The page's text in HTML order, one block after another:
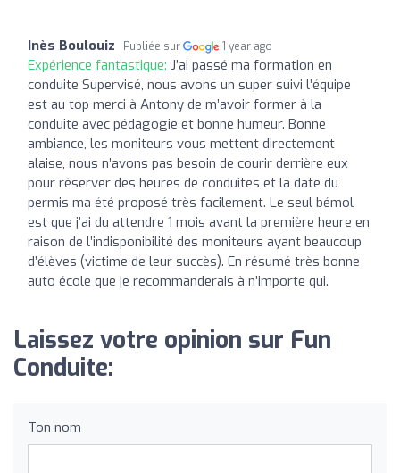
Inès Boulouiz Publiée sur 1 year ago
Expérience fantastique: J’ai passé ma formation en
conduite Supervisé, nous avons un super suivi l’équipe
est au top merci à Antony de m’avoir former à la
conduite avec pédagogie et bonne humeur. Bonne
ambiance, les moniteurs vous mettent directement
alaise, nous n’avons pas besoin de courir derrière eux
pour réserver des heures de conduites et la date du
permis ma été proposé très facilement. Le seul bémol
est que j’ai du attendre 1 mois avant la première heure en
raison de l’indisponibilité des moniteurs ayant beaucoup
d’élèves (victime de leur succès). En résumé très bonne
auto école que je recommanderais à n’importe qui.
Laissez votre opinion sur Fun
Conduite:
Ton nom